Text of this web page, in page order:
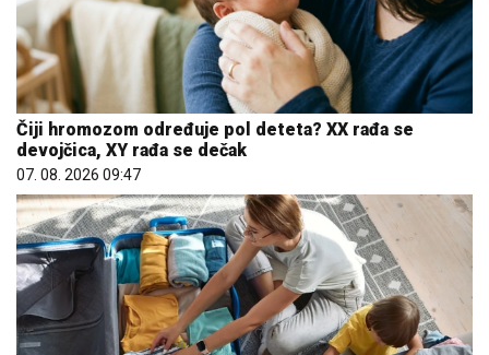
Čiji hromozom određuje pol deteta? XX rađa se
devojčica, XY rađa se dečak
07. 08. 2026 09:47